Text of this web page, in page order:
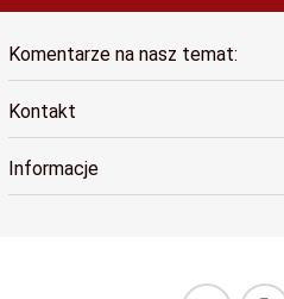
Komentarze na nasz temat:
Kontakt
Informacje